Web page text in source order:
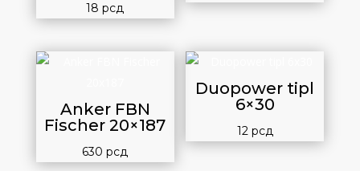
18рсд
Anker FBN
Fischer 20×187
630рсд
Duopower tipl
6×30
12 рсд